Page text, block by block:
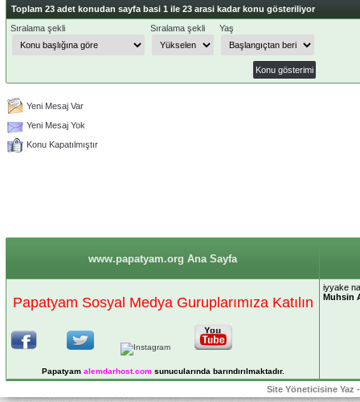
Toplam 23 adet konudan sayfa basi 1 ile 23 arasi kadar konu gösteriliyor
Sıralama şekli
Sıralama şekli Yaş
Yeni Mesaj Var
Yeni Mesaj Yok
Konu Kapatılmıştır
www.papatyam.org Ana Sayfa
Papatyam Sosyal Medya Guruplarımıza Katılın
Papatyam alemdarhost.comsunucularında barındırılmaktadır.
iyyake
Muhsin
Site Yöneticisine Yaz